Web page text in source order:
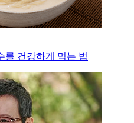
를 건강하게 먹는 법